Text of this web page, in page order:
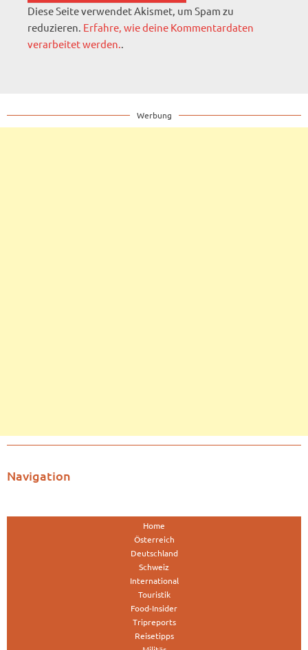
Diese Seite verwendet Akismet, um Spam zu
reduzieren. Erfahre, wie deine Kommentardaten
verarbeitet werden..
Werbung
Navigation
Home
Österreich
Deutschland
Schweiz
International
Touristik
Food-Insider
Tripreports
Reisetipps